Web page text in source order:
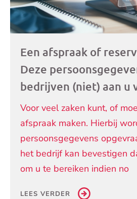
Een afspraak of
Deze
bedrijven (niet) aan u
Voor veel zaken kunt, of
afspraak maken. Hierbij
persoonsgegevens
het bedrijf kan bevestigen
om u te bereiken indien no
LEES VERDER